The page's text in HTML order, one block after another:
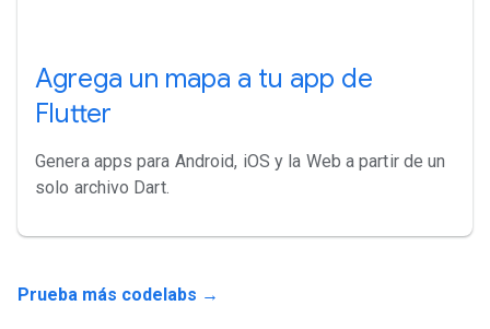
Agrega un mapa a tu app de
Flutter
Genera apps para Android, iOS y la Web a partir de un
solo archivo Dart.
Prueba más codelabs →